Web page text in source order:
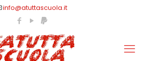
info@atuttascuola.it